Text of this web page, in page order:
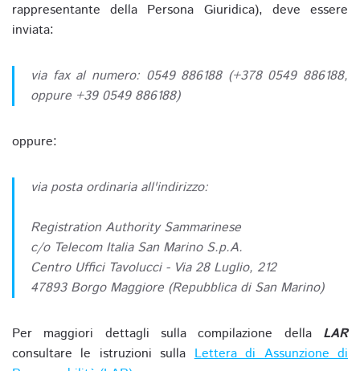
rappresentante della Persona Giuridica), deve essere
inviata:
via fax al numero: 0549 886188 (+378 0549 886188,
oppure +39 0549 886188)
oppure:
via posta ordinaria all'indirizzo:
Registration Authority Sammarinese
c/o Telecom Italia San Marino S.p.A.
Centro Uffici Tavolucci - Via 28 Luglio, 212
47893 Borgo Maggiore (Repubblica di San Marino)
Per maggiori dettagli sulla compilazione della LAR
consultare le istruzioni sullaLettera di Assunzione di